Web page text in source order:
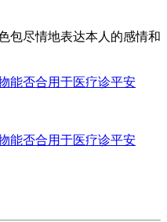
尽情地表达本人的感情和
能否合用于医疗诊平安
能否合用于医疗诊平安